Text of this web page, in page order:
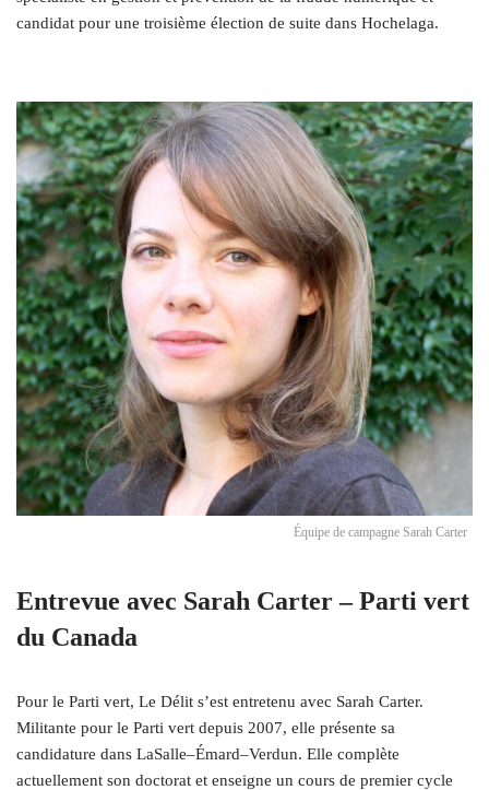
candidat pour une troisième élection de suite dans Hochelaga.
Équipe de campagne Sarah Carter
Entrevue avec Sarah Carter – Parti vert
du Canada
Pour le Parti vert, Le Délit s’est entretenu avec Sarah Carter.
Militante pour le Parti vert depuis 2007, elle présente sa
candidature dans LaSalle–Émard–Verdun. Elle complète
actuellement son doctorat et enseigne un cours de premier cycle